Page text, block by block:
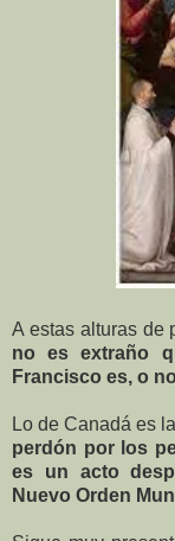
A estas alturas de
no es extraño
Francisco es, o
Lo de Canadá es
perdón por los
es un acto
Nuevo Orden